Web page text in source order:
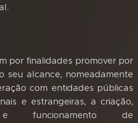
por finalidades promover por
seu alcance, nomeadamente
com entidades públicas
e estrangeiras, a criação,
e funcionamento de